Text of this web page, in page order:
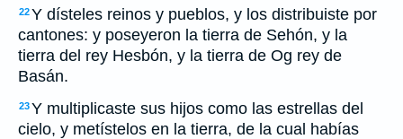
22Y dísteles reinos y pueblos, y los distribuiste por
cantones: y poseyeron la tierra de Sehón, y la
tierra del rey Hesbón, y la tierra de Og rey de
Basán.
23Y multiplicaste sus hijos como las estrellas del
cielo, y metístelos en la tierra, de la cual habías